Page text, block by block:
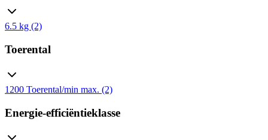
6.5 kg (2)
Toerental
1200 Toerental/min max. (2)
Energie-efficiëntieklasse